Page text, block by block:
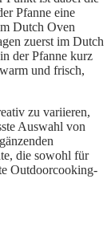
Pfanne eine
Dutch Oven
zuerst im Dutch
der Pfanne kurz
und frisch,
zu variieren,
Auswahl von
die sowohl für
Outdoorcooking-